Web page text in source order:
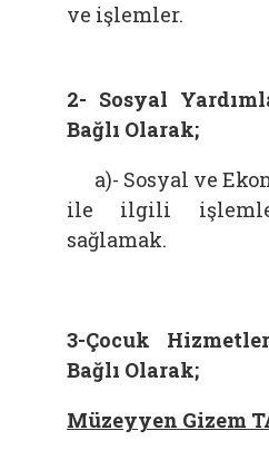
ve işlemler.
2- Sosyal
Bağlı Olarak;
a)- Sosyal ve
ile ilgili
sağlamak.
3-Çocuk
Bağlı Olarak;
Müzeyyen Gizem